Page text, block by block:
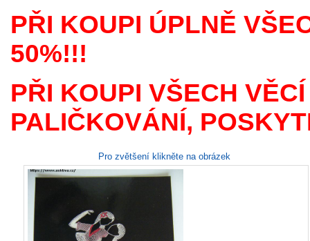
PŘI KOUPI ÚPLNĚ
50%!!!
PŘI KOUPI VŠECH
PALIČKOVÁNÍ,
Pro zvětšení klikněte na obrázek